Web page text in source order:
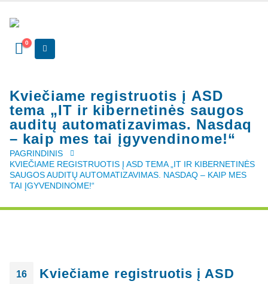
0
Kviečiame registruotis į ASD
tema „IT ir kibernetinės saugos
auditų automatizavimas. Nasdaq
– kaip mes tai įgyvendinome!“
PAGRINDINIS
KVIEČIAME REGISTRUOTIS Į ASD TEMA „IT IR KIBERNETINĖS
SAUGOS AUDITŲ AUTOMATIZAVIMAS. NASDAQ – KAIP MES
TAI ĮGYVENDINOME!“
16
Kviečiame registruotis į ASD